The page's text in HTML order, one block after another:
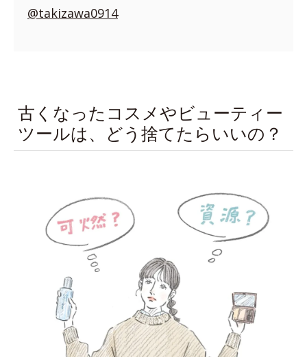
@takizawa0914
古くなったコスメやビューティー
ツールは、どう捨てたらいいの？